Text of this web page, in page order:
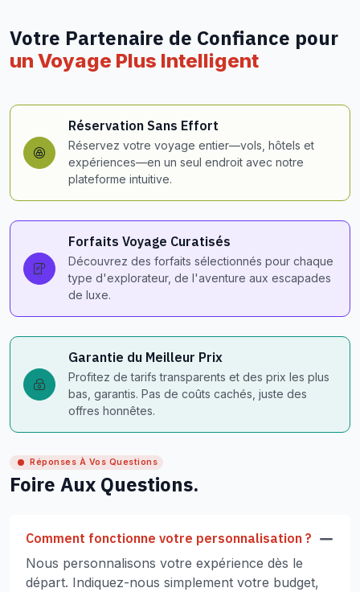
Votre Partenaire de Confiance pour
un Voyage Plus Intelligent
Réservation Sans Effort
Réservez votre voyage entier—vols, hôtels et
expériences—en un seul endroit avec notre
plateforme intuitive.
Forfaits Voyage Curatisés
Découvrez des forfaits sélectionnés pour chaque
type d'explorateur, de l'aventure aux escapades
de luxe.
Garantie du Meilleur Prix
Profitez de tarifs transparents et des prix les plus
bas, garantis. Pas de coûts cachés, juste des
offres honnêtes.
Réponses À Vos Questions
Foire Aux Questions.
Comment fonctionne votre personnalisation ?
Nous personnalisons votre expérience dès le
départ. Indiquez-nous simplement votre budget,